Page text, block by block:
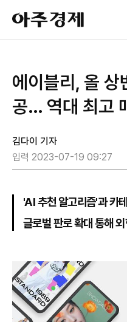
아
주
경
에이블리, 올 상
공… 역대 최고
김다이 기자
입력 2023-07-19 09:27
'AI 추천 알고리즘'과 카
글로벌 판로 확대 통해